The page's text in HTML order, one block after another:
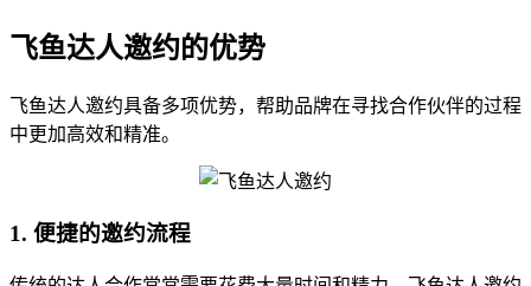
飞鱼达人邀约的优势
飞鱼达人邀约具备多项优势，帮助品牌在寻找合作伙伴的过程
中更加高效和精准。
1. 便捷的邀约流程